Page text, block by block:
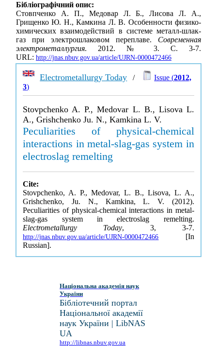
Бібліографічний опис:
Стовпченко А. П., Медовар Л. Б., Лисова Л. А.,
Грищенко Ю. Н., Камкина Л. В. Особенности физико-
химических взаимодействий в системе металл-шлак-
газ при электрошлаковом переплаве. Современная
электрометаллургия. 2012. № 3. С. 3-7.
URL: http://jnas.nbuv.gov.ua/article/UJRN-0000472466
Electrometallurgy Today / Issue (2012,
3)
Stovpchenko A. P., Medovar L. B., Lisova L.
A., Grishchenko Ju. N., Kamkina L. V.
Peculiarities of physical-chemical
interactions in metal-slag-gas system in
electroslag remelting
Cite:
Stovpchenko, A. P., Medovar, L. B., Lisova, L. A.,
Grishchenko, Ju. N., Kamkina, L. V. (2012).
Peculiarities of physical-chemical interactions in metal-
slag-gas system in electroslag remelting.
Electrometallurgy Today, 3, 3-7.
http://jnas.nbuv.gov.ua/article/UJRN-0000472466 [In
Russian].
Національна академія наук
України
Бібліотечний портал
Національної академії
наук України | LibNAS
UA
http://libnas.nbuv.gov.ua